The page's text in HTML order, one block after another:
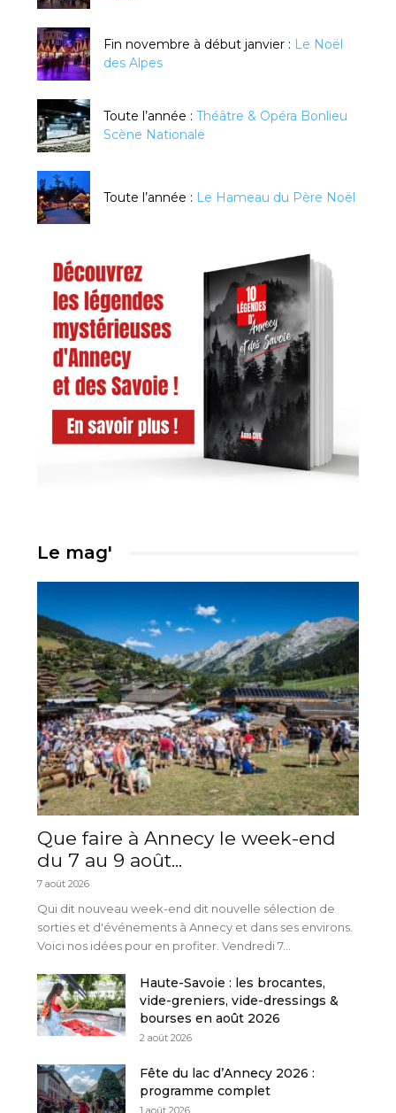
Fin novembre à début janvier : Le Noël
des Alpes
Toute l’année : Théâtre & Opéra Bonlieu
Scène Nationale
Toute l’année : Le Hameau du Père Noël
Le mag'
Que faire à Annecy le week-end
du 7 au 9 août...
7 août 2026
Qui dit nouveau week-end dit nouvelle sélection de
sorties et d'événements à Annecy et dans ses environs.
Voici nos idées pour en profiter. Vendredi 7...
Haute-Savoie : les brocantes,
vide-greniers, vide-dressings &
bourses en août 2026
2 août 2026
Fête du lac d’Annecy 2026 :
programme complet
1 août 2026